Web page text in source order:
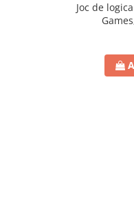
Joc de